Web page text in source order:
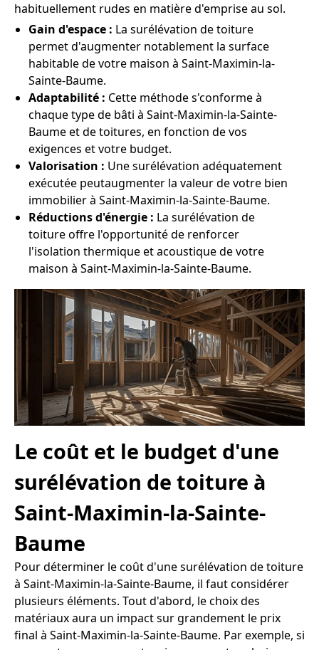
habituellement rudes en matière d'emprise au sol.
Gain d'espace : La surélévation de toiture
permet d'augmenter notablement la surface
habitable de votre maison à Saint-Maximin-la-
Sainte-Baume.
Adaptabilité : Cette méthode s'conforme à
chaque type de bâti à Saint-Maximin-la-Sainte-
Baume et de toitures, en fonction de vos
exigences et votre budget.
Valorisation : Une surélévation adéquatement
exécutée peutaugmenter la valeur de votre bien
immobilier à Saint-Maximin-la-Sainte-Baume.
Réductions d'énergie : La surélévation de
toiture offre l'opportunité de renforcer
l'isolation thermique et acoustique de votre
maison à Saint-Maximin-la-Sainte-Baume.
Le coût et le budget d'une
surélévation de toiture à
Saint-Maximin-la-Sainte-
Baume
Pour déterminer le coût d'une surélévation de toiture
à Saint-Maximin-la-Sainte-Baume, il faut considérer
plusieurs éléments. Tout d'abord, le choix des
matériaux aura un impact sur grandement le prix
final à Saint-Maximin-la-Sainte-Baume. Par exemple, si